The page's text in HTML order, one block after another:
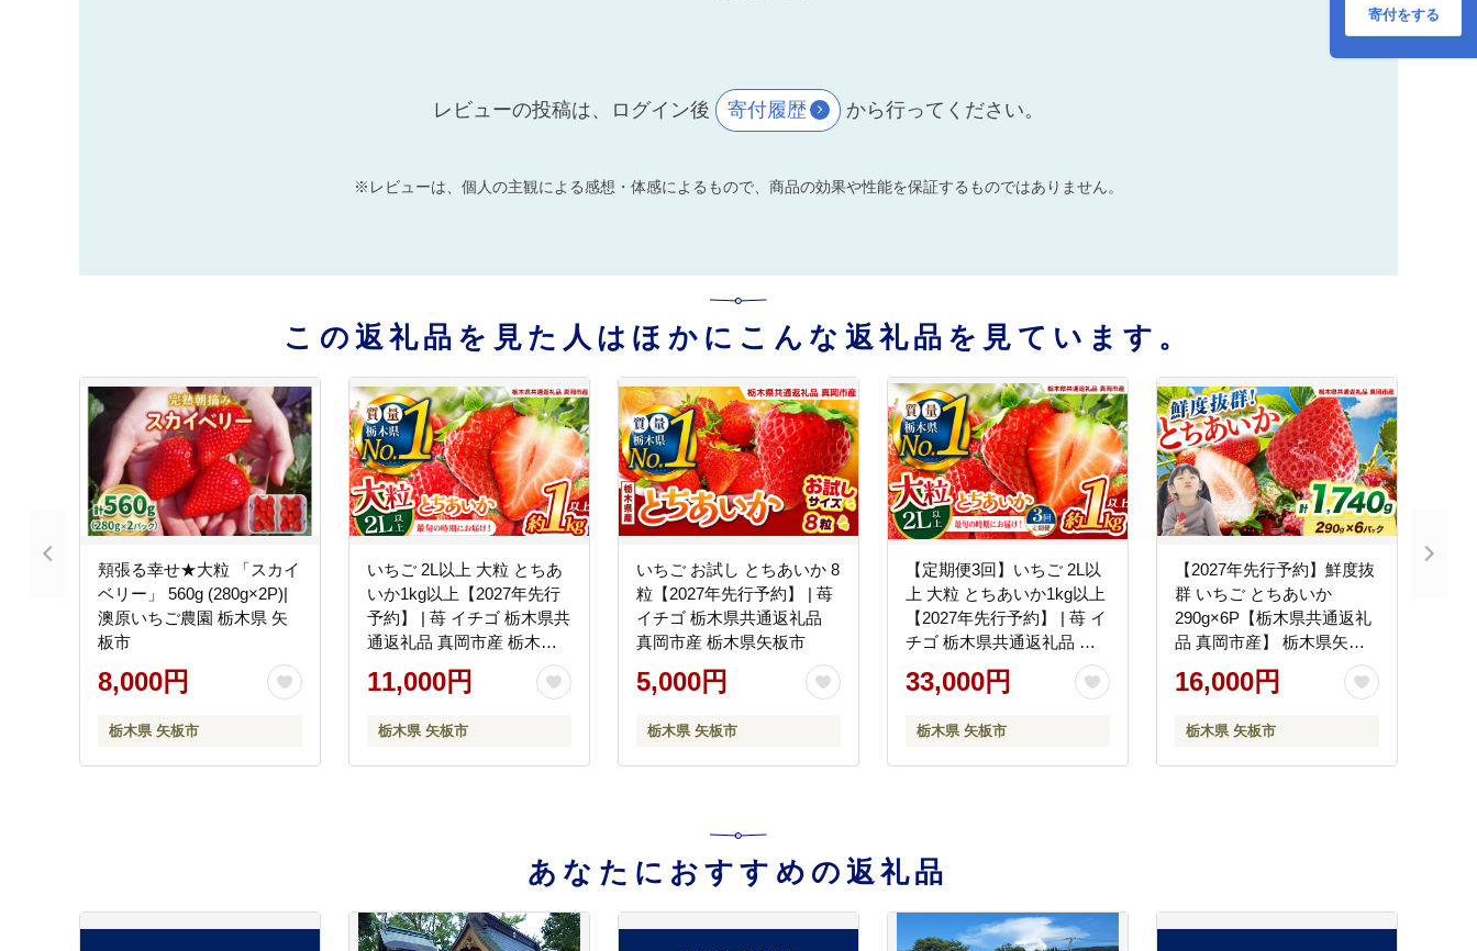
寄付をする
レビューの投稿は、ログイン後 寄付履歴 から行ってください。
※レビューは、個人の主観による感想・体感によるもので、商品の効果や性能を保証するものではありません。
この返礼品を見た人はほかにこんな返礼品を見ています。
頬張る幸せ★大粒 「スカイ
ベリー」 560g (280g×2P)|
澳原いちご農園 栃木県 矢
板市
8,000円
栃木県 矢板市
いちご 2L以上 大粒 とちあ
いか1kg以上【2027年先行
予約】 | 苺 イチゴ 栃木県共
通返礼品 真岡市産 栃木県
11,000円
栃木県 矢板市
いちご お試し とちあいか 8
粒【2027年先行予約】 | 苺
イチゴ 栃木県共通返礼品
真岡市産 栃木県矢板市
5,000円
栃木県 矢板市
【定期便3回】いちご 2L以
上 大粒 とちあいか1kg以上
【2027年先行予約】 | 苺 イ
チゴ 栃木県共通返礼品 真
岡市産 栃木県矢板市
33,000円
栃木県 矢板市
【2027年先行予約】鮮度抜
群 いちご とちあいか
290g×6P【栃木県共通返礼
品 真岡市産】 栃木県矢板
16,000円
栃木県 矢板市
あなたにおすすめの返礼品